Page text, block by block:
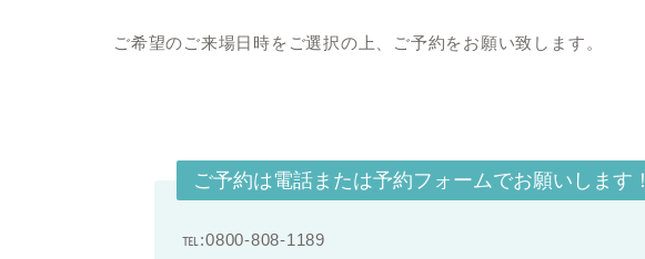
ご希望のご来場日時をご選択の上、ご予約をお願い致します。
ご予約は電話または予約フォームでお願いします！
℡:0800-808-1189